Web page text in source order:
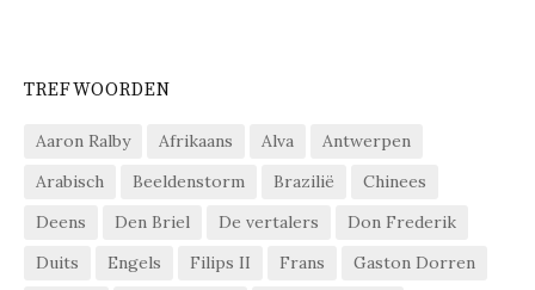
TREFWOORDEN
Aaron Ralby Afrikaans Alva
Antwerpen
Arabisch
Beeldenstorm Brazilië
Chinees
Deens
Den Briel De vertalers
Don Frederik
Duits
Engels Filips II Frans
Gaston Dorren